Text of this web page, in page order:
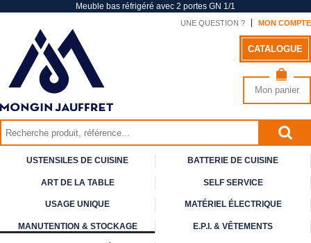
Meuble bas réfrigéré avec 2 portes GN 1/1
UNE QUESTION ? MON COMPTE
CATALOGUE
Mon panier
USTENSILES DE CUISINE BATTERIE DE CUISINE
ART DELA TABLE SELFSERVICE
USAGE UNIQUE MATÉRIEL ÉLECTRIQUE
MANUTENTION & STOCKAGE E.P.I. & VÊTEMENTS